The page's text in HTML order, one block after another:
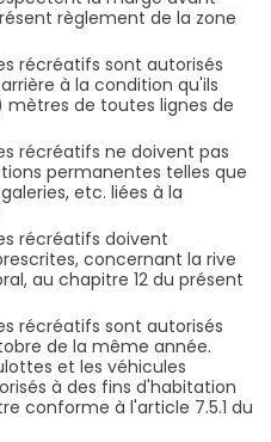
règlement de la zone
récréatifs sont autorisés
à la condition qu'ils
de toutes lignes de
récréatifs ne doivent pas
permanentes telles que
etc. liées à la
récréatifs doivent
concernant la rive
au chapitre 12 du présent
récréatifs sont autorisés
de la même année.
et les véhicules
à des fins d'habitation
conforme à l'article 7.5.1 du